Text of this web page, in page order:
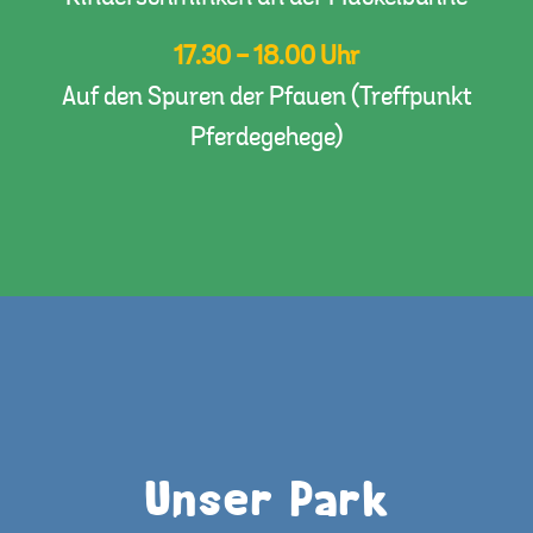
17.30 - 18.00 Uhr
Auf den Spuren der Pfauen (Treffpunkt
Pferdegehege)
Unser Park